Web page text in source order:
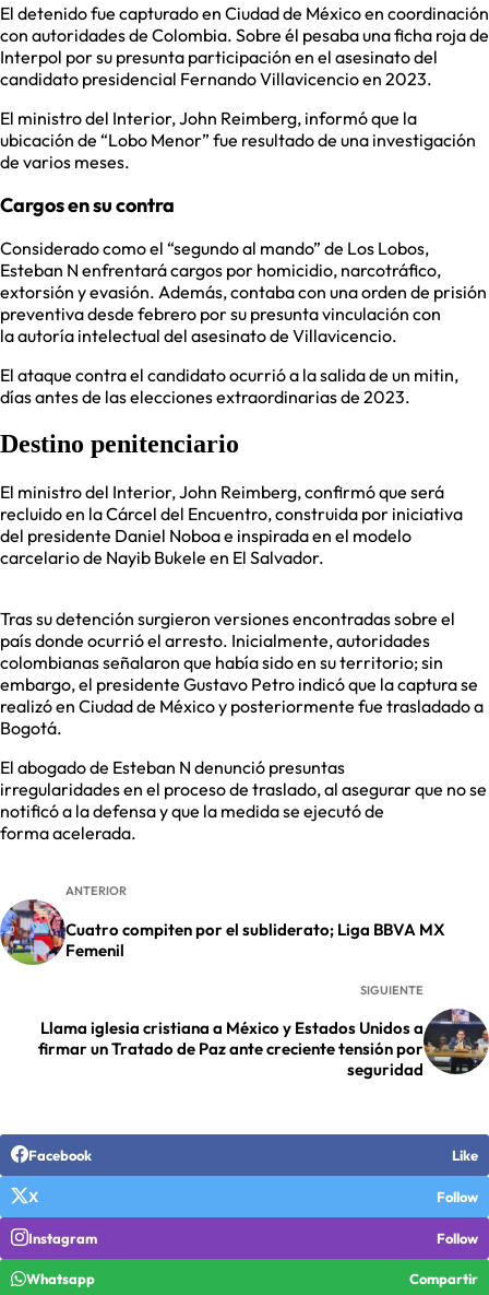
El detenido fue capturado en Ciudad de México en coordinación
con autoridades de Colombia. Sobre él pesaba una ficha roja de
Interpol por su presunta participación en el asesinato del
candidato presidencial Fernando Villavicencio en 2023.
El ministro del Interior, John Reimberg, informó que la
ubicación de “Lobo Menor” fue resultado de una investigación
de varios meses.
Cargos en su contra
Considerado como el “segundo al mando” de Los Lobos,
Esteban N enfrentará cargos por homicidio, narcotráfico,
extorsión y evasión. Además, contaba con una orden de prisión
preventiva desde febrero por su presunta vinculación con
la autoría intelectual del asesinato de Villavicencio.
El ataque contra el candidato ocurrió a la salida de un mitin,
días antes de las elecciones extraordinarias de 2023.
Destino penitenciario
El ministro del Interior, John Reimberg, confirmó que será
recluido en la Cárcel del Encuentro, construida por iniciativa
del presidente Daniel Noboa e inspirada en el modelo
carcelario de Nayib Bukele en El Salvador.
Tras su detención surgieron versiones encontradas sobre el
país donde ocurrió el arresto. Inicialmente, autoridades
colombianas señalaron que había sido en su territorio; sin
embargo, el presidente Gustavo Petro indicó que la captura se
realizó en Ciudad de México y posteriormente fue trasladado a
Bogotá.
El abogado de Esteban N denunció presuntas
irregularidades en el proceso de traslado, al asegurar que no se
notificó a la defensa y que la medida se ejecutó de
forma acelerada.
ANTERIOR
Cuatro compiten por el subliderato; Liga BBVA MX
Femenil
SIGUIENTE
Llama iglesia cristiana a México y Estados Unidos a
firmar un Tratado de Paz ante creciente tensión por
seguridad
Facebook Like
X Follow
Instagram Follow
Whatsapp Compartir